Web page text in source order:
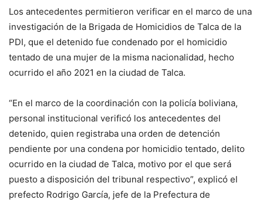
Los antecedentes permitieron verificar en el marco de una
investigación de la Brigada de Homicidios de Talca de la
PDI, que el detenido fue condenado por el homicidio
tentado de una mujer de la misma nacionalidad, hecho
ocurrido el año 2021 en la ciudad de Talca.
“En el marco de la coordinación con la policía boliviana,
personal institucional verificó los antecedentes del
detenido, quien registraba una orden de detención
pendiente por una condena por homicidio tentado, delito
ocurrido en la ciudad de Talca, motivo por el que será
puesto a disposición del tribunal respectivo”, explicó el
prefecto Rodrigo García, jefe de la Prefectura de